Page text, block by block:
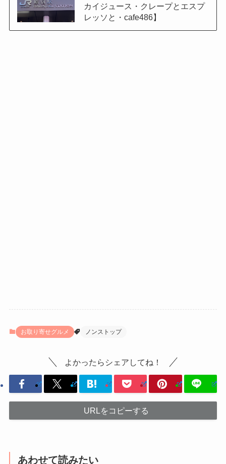
カイジュース・クレープとエスプ
レッソと・cafe486】
お取り寄せグルメ ノンストップ
よかったらシェアしてね！
URLをコピーする
あわせて読みたい